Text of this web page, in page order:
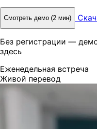
Смотреть демо (2 мин)
Без регистрации —
здесь
Еженедельная встреча
Живой перевод